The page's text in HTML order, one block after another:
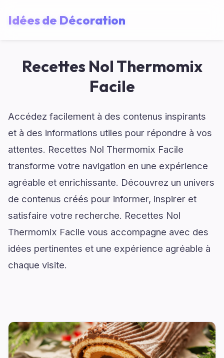
Idées de Décoration
Recettes Nol Thermomix
Facile
Accédez facilement à des contenus inspirants
et à des informations utiles pour répondre à vos
attentes. Recettes Nol Thermomix Facile
transforme votre navigation en une expérience
agréable et enrichissante. Découvrez un univers
de contenus créés pour informer, inspirer et
satisfaire votre recherche. Recettes Nol
Thermomix Facile vous accompagne avec des
idées pertinentes et une expérience agréable à
chaque visite.